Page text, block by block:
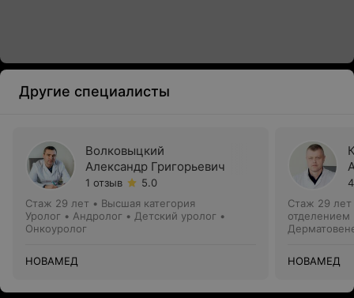
Другие специалисты
Волковыцкий
Александр Григорьевич
1 отзыв
5.0
Стаж 29 лет • Высшая категория
Уролог • Андролог • Детский уролог •
Онкоуролог
НОВАМЕД
Стаж 29 лет
отделением
НОВАМЕД